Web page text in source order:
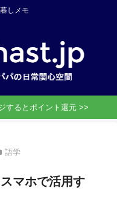
しメモ
するとポイント還元 >>
語学
マホで活用す